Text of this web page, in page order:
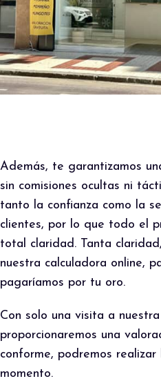
Además, te garantizamos
sin comisiones ocultas ni
tanto la confianza como la
clientes, por lo que todo el
total claridad. Tanta
nuestra calculadora online,
pagaríamos por tu oro.
Con solo una visita a
proporcionaremos una
conforme, podremos realizar
momento.